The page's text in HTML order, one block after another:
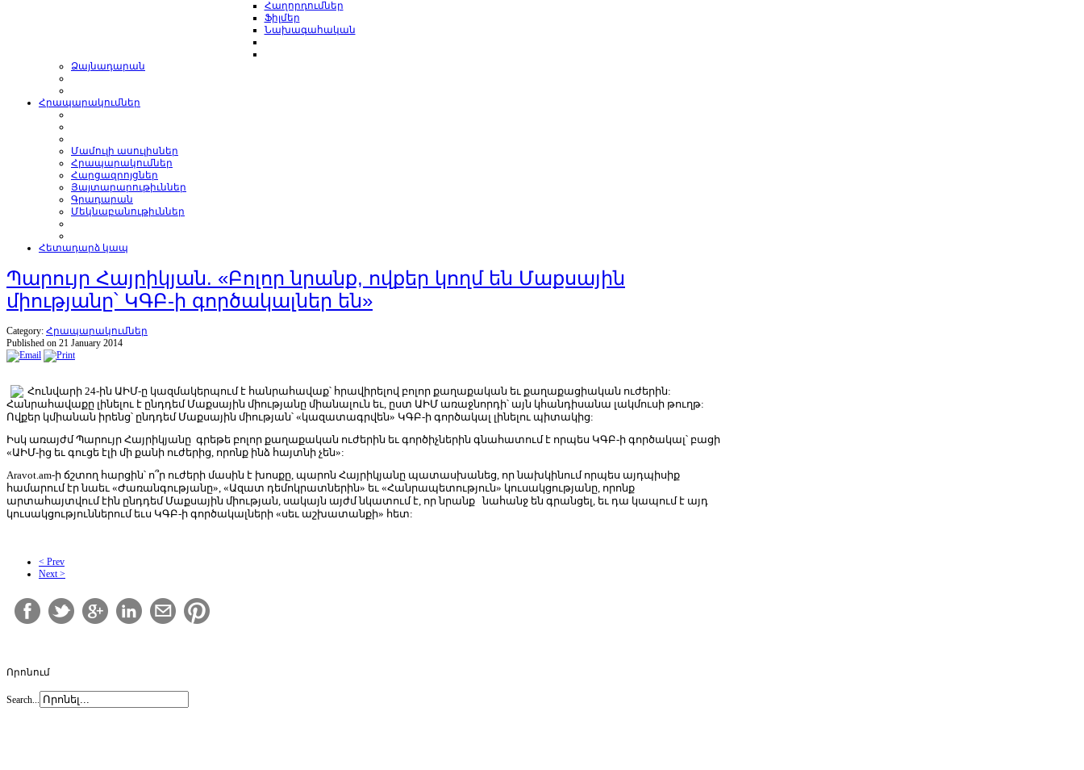
Հաղորդումներ
Ֆիլմեր
Նախագահական
Ձայնադարան
Հրապարակումներ
Մամուլի ասուլիսներ
Հրապարակումներ
Հարցազրոյցներ
Յայտարարութիւններ
Գրադարան
Մեկնաբանութիւններ
Հետադարձ կապ
Պարույր Հայրիկյան. «Բոլոր նրանք, ովքեր կողմ են Մաքսային
միությանը՝ ԿԳԲ-ի գործակալներ են»
Category: Հրապարակումներ
Published on 21 January 2014
Հունվարի 24-ին ԱԻՄ-ը կազմակերպում է հանրահավաք՝ հրավիրելով բոլոր քաղաքական եւ քաղաքացիական ուժերին:
Հանրահավաքը լինելու է ընդդեմ Մաքսային միությանը միանալուն եւ, ըստ ԱԻՄ առաջնորդի՝ այն կհանդիսանա լակմուսի թուղթ:
Ովքեր կմիանան իրենց՝ ընդդեմ Մաքսային միության՝ «կազատագրվեն» ԿԳԲ-ի գործակալ լինելու պիտակից:
Իսկ առայժմ Պարույր Հայրիկյանը գրեթե բոլոր քաղաքական ուժերին եւ գործիչներին գնահատում է որպես ԿԳԲ-ի գործակալ՝ բացի
«ԱԻՄ-ից եւ գուցե էլի մի քանի ուժերից, որոնք ինձ հայտնի չեն»:
Aravot.am-ի ճշտող հարցին՝ ո՞ր ուժերի մասին է խոսքը, պարոն Հայրիկյանը պատասխանեց, որ նախկինում որպես այդպիսիք
համարում էր նաեւ «Ժառանգությանը», «Ազատ դեմոկրատներին» եւ «Հանրապետություն» կուսակցությանը, որոնք
արտահայտվում էին ընդդեմ Մաքսային միության, սակայն այժմ նկատում է, որ նրանք նահանջ են գրանցել, եւ դա կապում է այդ
կուսակցություններում եւս ԿԳԲ-ի գործակալների «սեւ աշխատանքի» հետ:
< Prev
Next >
Որոնում
Search...